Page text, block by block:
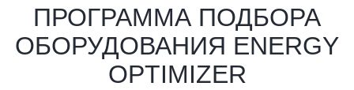
ПРОГРАММА ПОДБОРА
ОБОРУДОВАНИЯ ENERGY
OPTIMIZER